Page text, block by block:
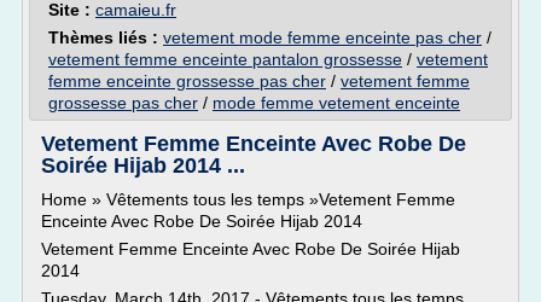
Site : camaieu.fr
Thèmes liés : vetement mode femme enceinte pas cher /
vetement femme enceinte pantalon grossesse / vetement
femme enceinte grossesse pas cher / vetement femme
grossesse pas cher / mode femme vetement enceinte
Vetement Femme Enceinte Avec Robe De
Soirée Hijab 2014 ...
Home » Vêtements tous les temps »Vetement Femme
Enceinte Avec Robe De Soirée Hijab 2014
Vetement Femme Enceinte Avec Robe De Soirée Hijab
2014